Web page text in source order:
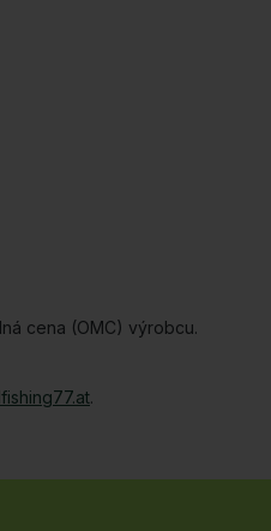
cena (OMC) výrobcu.
.